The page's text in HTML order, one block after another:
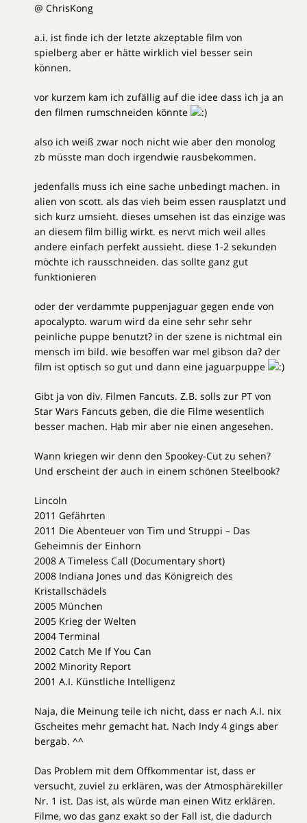
@ ChrisKong
a.i. ist finde ich der letzte akzeptable film von
spielberg aber er hätte wirklich viel besser sein
können.
vor kurzem kam ich zufällig auf die idee dass ich ja an
den filmen rumschneiden könnte
also ich weiß zwar noch nicht wie aber den monolog
zb müsste man doch irgendwie rausbekommen.
jedenfalls muss ich eine sache unbedingt machen. in
alien von scott. als das vieh beim essen rausplatzt und
sich kurz umsieht. dieses umsehen ist das einzige was
an diesem film billig wirkt. es nervt mich weil alles
andere einfach perfekt aussieht. diese 1-2 sekunden
möchte ich rausschneiden. das sollte ganz gut
funktionieren
oder der verdammte puppenjaguar gegen ende von
apocalypto. warum wird da eine sehr sehr sehr
peinliche puppe benutzt? in der szene is nichtmal ein
mensch im bild. wie besoffen war mel gibson da? der
film ist optisch so gut und dann eine jaguarpuppe
Gibt ja von div. Filmen Fancuts. Z.B. solls zur PT von
Star Wars Fancuts geben, die die Filme wesentlich
besser machen. Hab mir aber nie einen angesehen.
Wann kriegen wir denn den Spookey-Cut zu sehen?
Und erscheint der auch in einem schönen Steelbook?
Lincoln
2011 Gefährten
2011 Die Abenteuer von Tim und Struppi – Das
Geheimnis der Einhorn
2008 A Timeless Call (Documentary short)
2008 Indiana Jones und das Königreich des
Kristallschädels
2005 München
2005 Krieg der Welten
2004 Terminal
2002 Catch Me If You Can
2002 Minority Report
2001 A.I. Künstliche Intelligenz
Naja, die Meinung teile ich nicht, dass er nach A.I. nix
Gscheites mehr gemacht hat. Nach Indy 4 gings aber
bergab. ^^
Das Problem mit dem Offkommentar ist, dass er
versucht, zuviel zu erklären, was der Atmosphärekiller
Nr. 1 ist. Das ist, als würde man einen Witz erklären.
Filme, wo das ganz exakt so der Fall ist, die dadurch